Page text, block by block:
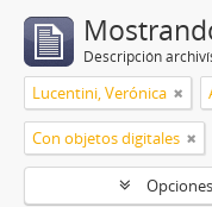
Descripción
Lucentini, Verónica
Con objetos digitales